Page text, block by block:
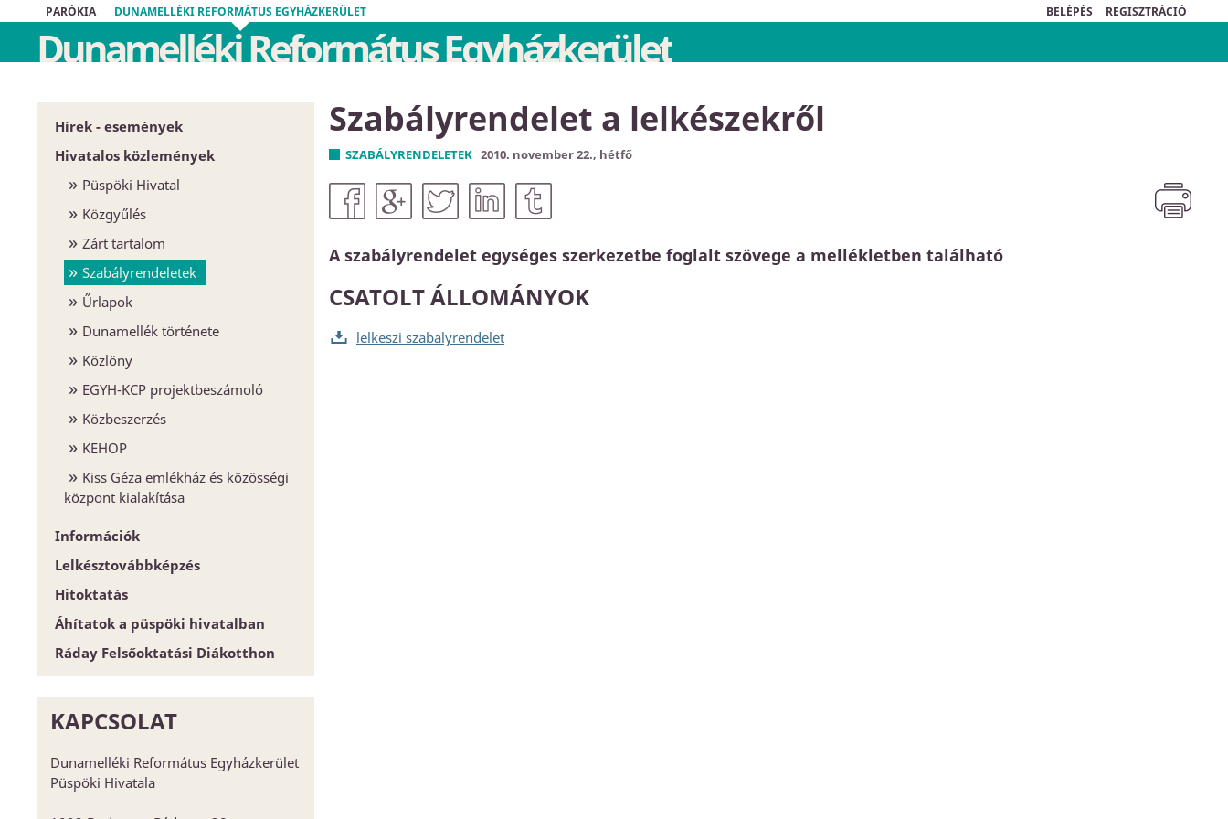
PARÓKIA DUNAMELLÉKI REFORMÁTUS EGYHÁZKERÜLET BELÉPÉS REGISZTRÁCIÓ
Dunamelléki Református Egyházkerület
Hírek - események
Hivatalos közlemények
Püspöki Hivatal
Közgyűlés
Zárt tartalom
Szabályrendeletek
Űrlapok
Dunamellék története
Közlöny
EGYH-KCP projektbeszámoló
Közbeszerzés
KEHOP
Kiss Géza emlékház és közösségi
központ kialakítása
Információk
Egyházközségek
Esperesi Hivatalok
Püspöki Hivatal
Elnökség és szervezet
Konferencia-központ
Címtár
Lelkésztovábbképzés
Hitoktatás
Hitoktatót keresünk
Hitoktató állást keres
Áhítatok a püspöki hivatalban
Ráday Felsőoktatási Diákotthon
KAPCSOLAT
Dunamelléki Református Egyházkerület
Püspöki Hivatala
Szabályrendelet a lelkészekről
SZABÁLYRENDELETEK 2010. november 22., hétfő
A szabályrendelet egységes szerkezetbe foglalt szövege a mellékletben található
CSATOLT ÁLLOMÁNYOK
lelkeszi szabalyrendelet